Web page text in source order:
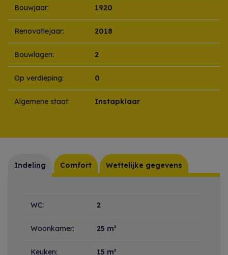
Bouwjaar: 1920
Renovatiejaar: 2018
Bouwlagen: 2
Op verdieping: 0
Algemene staat: Instapklaar
Indeling Comfort Wettelijke gegevens
WC: 2
Woonkamer: 25 m²
Keuken: 15 m²